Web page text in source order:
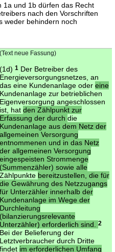
1a und 1b dürfen das Recht
nach den Vorschriften
weder behindern noch
(Text neue Fassung)
(1d) 1Der Betreiber des
Energieversorgungsnetzes, an
das eine Kundenanlage oder eine
Kundenanlage zur betrieblichen
Eigenversorgung angeschlossen
ist, hat den Zählpunkt zur
Erfassung der durch die
Kundenanlage aus dem Netz der
allgemeinen Versorgung
entnommenen und in das Netz
der allgemeinen Versorgung
eingespeisten Strommenge
(Summenzähler) sowie alle
Zählpunkte bereitzustellen, die für
die Gewährung des Netzzugangs
für Unterzähler innerhalb der
Kundenanlage im Wege der
Durchleitung
(bilanzierungsrelevante
Unterzähler) erforderlich sind.
2
Bei der Belieferung der
Letztverbraucher durch Dritte
findet im erforderlichen Umfang